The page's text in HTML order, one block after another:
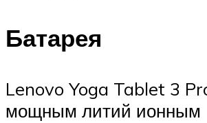
Батарея
Lenovo Yoga Tablet 3
мощным литий ионным